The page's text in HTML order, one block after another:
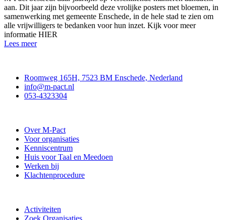
aan. Dit jaar zijn bijvoorbeeld deze vrolijke posters met bloemen, in
samenwerking met gemeente Enschede, in de hele stad te zien om
alle vrijwilligers te bedanken voor hun inzet. Kijk voor meer
informatie HIER
Lees meer
Roomweg 165H, 7523 BM Enschede, Nederland
info@m-pact.nl
053-4323304
Over M-Pact
Voor organisaties
Kenniscentrum
Huis voor Taal en Meedoen
Werken bij
Klachtenprocedure
Activiteiten